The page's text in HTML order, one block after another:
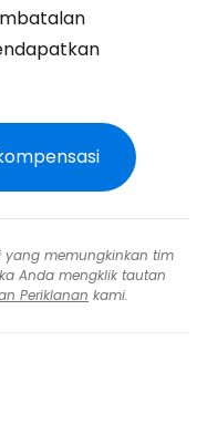
yang memungkinkan tim
Anda mengklik tautan
Periklanan kami.